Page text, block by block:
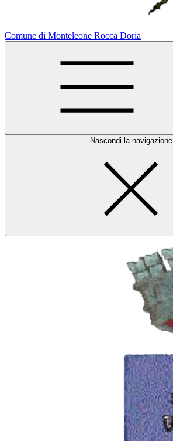
Comune di Monteleone Rocca Doria
Nascondi la navigazione